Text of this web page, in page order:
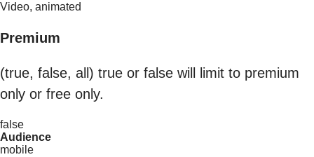
Video, animated
Premium
(true, false, all) true or false will limit to premium
only or free only.
false
Audience
mobile